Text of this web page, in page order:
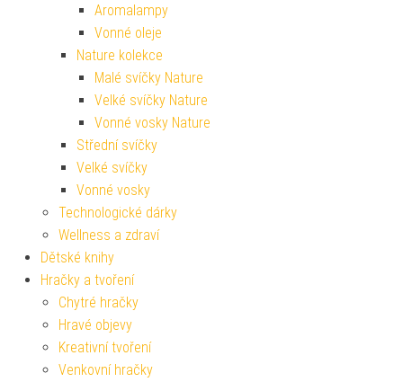
Aromalampy
Vonné oleje
Nature kolekce
Malé svíčky Nature
Velké svíčky Nature
Vonné vosky Nature
Střední svíčky
Velké svíčky
Vonné vosky
Technologické dárky
Wellness a zdraví
Dětské knihy
Hračky a tvoření
Chytré hračky
Hravé objevy
Kreativní tvoření
Venkovní hračky